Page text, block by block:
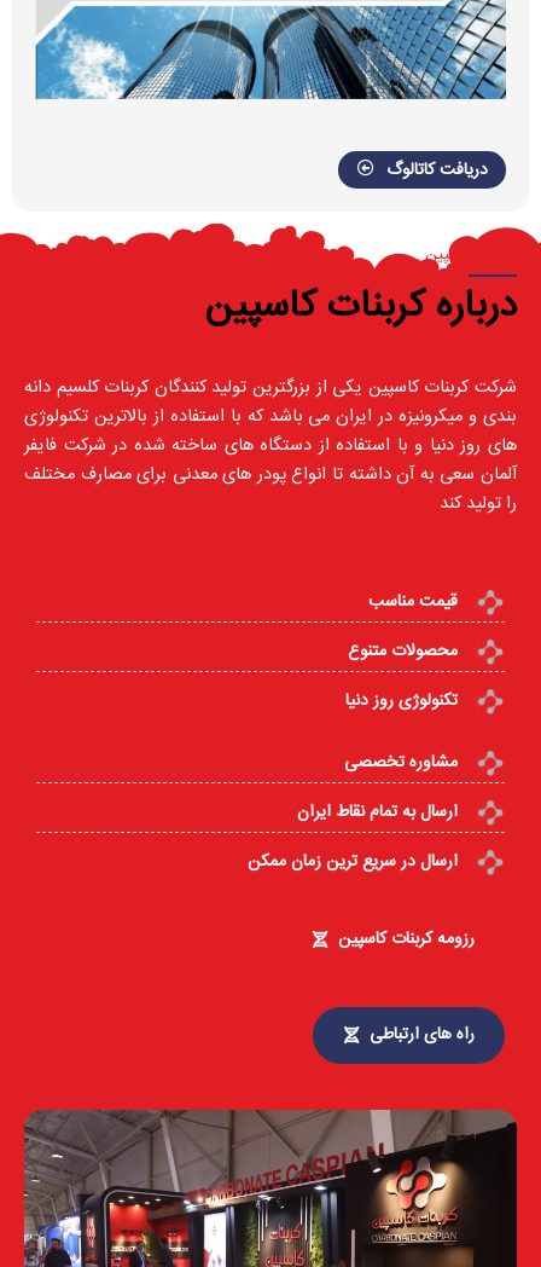
دریافت کاتالوگ
کربنات کاسپین
درباره کربنات کاسپین
شرکت کربنات کاسپین یکی از بزرگترین تولید کنندگان کربنات کلسیم دانه
بندی و میکرونیزه در ایران می باشد که با استفاده از بالاترین تکنولوژی
های روز دنیا و با استفاده از دستگاه های ساخته شده در شرکت فایفر
آلمان سعی به آن داشته تا انواع پودر های معدنی برای مصارف مختلف
را تولید کند
قیمت مناسب
محصولات متنوع
تکنولوژی روز دنیا
مشاوره تخصصی
ارسال به تمام نقاط ایران
ارسال در سریع ترین زمان ممکن
رزومه کربنات کاسپین
راه های ارتباطی